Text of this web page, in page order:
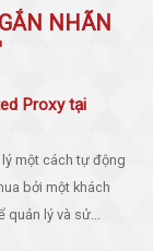
NHÃN
Proxy tại
một cách tự động
bởi một khách
lý và sử...